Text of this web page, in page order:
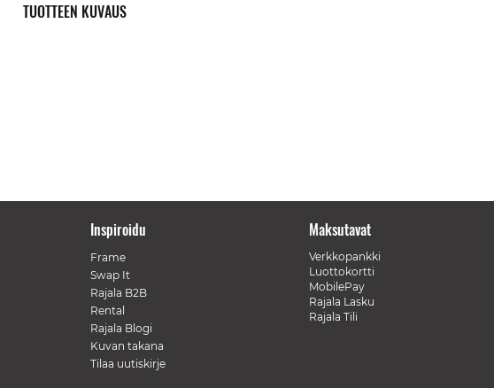
TUOTTEEN KUVAUS
Inspiroidu
Frame
Swap It
Rajala B2B
Rental
Rajala Blogi
Kuvan takana
Tilaa uutiskirje
Maksutavat
Verkkopankki
Luottokortti
MobilePay
Rajala Lasku
Rajala Tili